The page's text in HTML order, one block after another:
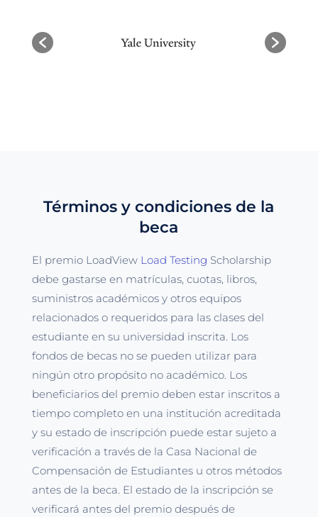
Términos y condiciones de la
beca
El premio LoadView Load Testing Scholarship
debe gastarse en matrículas, cuotas, libros,
suministros académicos y otros equipos
relacionados o requeridos para las clases del
estudiante en su universidad inscrita. Los
fondos de becas no se pueden utilizar para
ningún otro propósito no académico. Los
beneficiarios del premio deben estar inscritos a
tiempo completo en una institución acreditada
y su estado de inscripción puede estar sujeto a
verificación a través de la Casa Nacional de
Compensación de Estudiantes u otros métodos
antes de la beca. El estado de la inscripción se
verificará antes del premio después de